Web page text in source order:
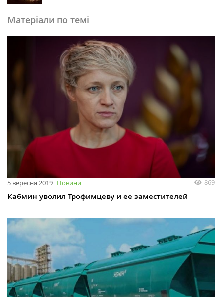
Матеріали по темі
5 вересня 2019 Новини 869
Кабмин уволил Трофимцеву и ее заместителей